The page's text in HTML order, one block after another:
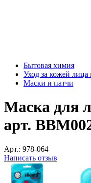
Бытовая химия
Уход за кожей лица
Маски и патчи
Маска для
арт.
Арт.: 978-064
Написать отзыв